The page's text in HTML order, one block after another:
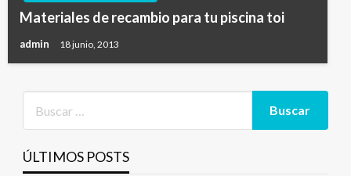
Materiales de recambio para tu piscina toi
admin 18 junio, 2013
ÚLTIMOS POSTS